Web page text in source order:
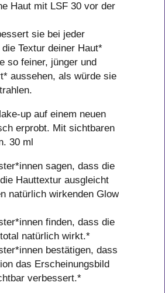
Haut mit LSF 30 vor der
sie bei jeder
Textur deiner Haut*
so feiner, jünger und
aussehen, als würde sie
up auf einem neuen
erprobt. Mit sichtbaren
30 ml
sagen, dass die
Hauttextur ausgleicht
natürlich wirkenden Glow
finden, dass die
natürlich wirkt.*
bestätigen, dass
das Erscheinungsbild
verbessert.*